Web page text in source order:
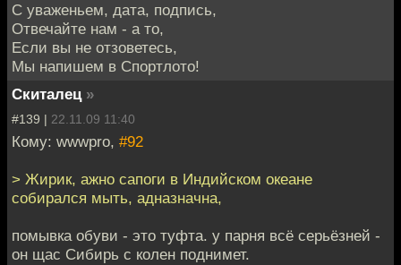
С уваженьем, дата, подпись,
Отвечайте нам - а то,
Если вы не отзоветесь,
Мы напишем в Спортлото!
Скиталец »
#139 | 22.11.09 11:40
Кому: wwwpro, #92
> Жирик, ажно сапоги в Индийском океане
собирался мыть, адназначна,
помывка обуви - это туфта. у парня всё серьёзней -
он щас Сибирь с колен поднимет.